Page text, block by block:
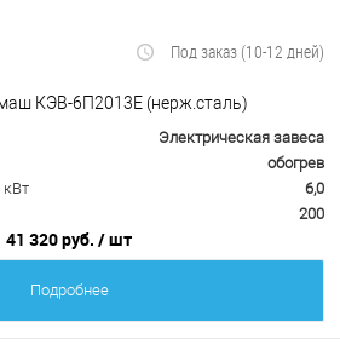
Под заказ (10-12 дней)
КЭВ-6П2013Е (нерж.сталь)
Электрическая завеса
обогрев
6,0
200
41 320 руб. / шт
Подробнее